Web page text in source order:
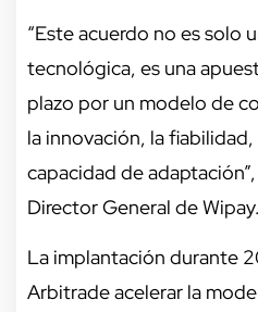
“Este acuerdo no es solo
tecnológica, es una
plazo por un modelo de
la innovación, la
capacidad de
Director General de Wipay.
La implantación durante
Arbitrade acelerar la